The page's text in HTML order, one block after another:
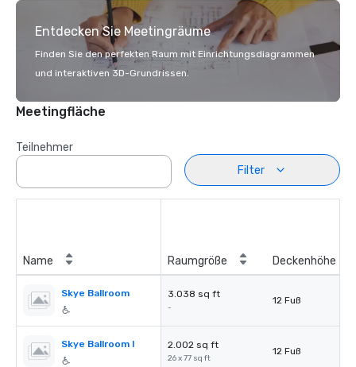
Entdecken Sie Meetingräume
Finden Sie den perfekten Raum mit Einrichtungsdiagrammen
und interaktiven 3D-Grundrissen.
Meetingfläche
Teilnehmer
Filter
Name Raumgröße Deckenhöhe
Skye Ballroom 3.038 sq ft
-
12 Fuß
Skye Ballroom I 2.002 sq ft
26 x 77 sq ft
12 Fuß